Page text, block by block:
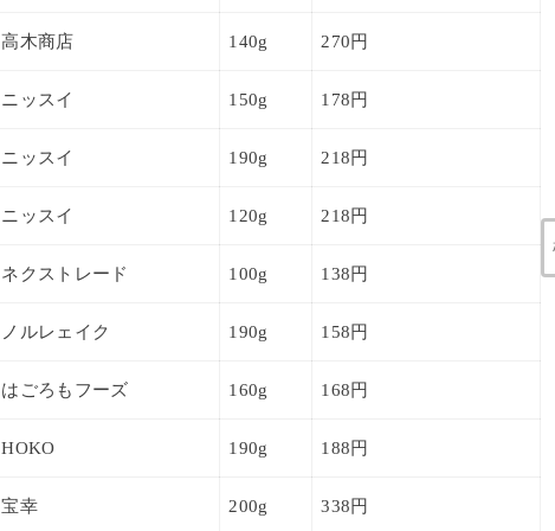
高木商店 140g 270円
ニッスイ 150g 178円
ニッスイ 190g 218円
ニッスイ 120g 218円
ネクストレード 100g 138円
ノルレェイク 190g 158円
はごろもフーズ 160g 168円
HOKO 190g 188円
宝幸 200g 338円